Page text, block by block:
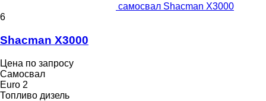
самосвал Shacman X3000
6
Shacman X3000
Цена по запросу
Самосвал
Euro 2
Топливо дизель